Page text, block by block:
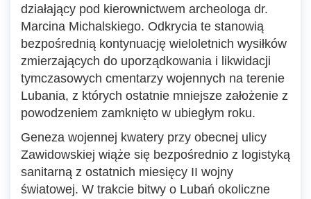
działający pod kierownictwem archeologa dr.
Marcina Michalskiego. Odkrycia te stanowią
bezpośrednią kontynuację wieloletnich wysiłków
zmierzających do uporządkowania i likwidacji
tymczasowych cmentarzy wojennych na terenie
Lubania, z których ostatnie mniejsze założenie z
powodzeniem zamknięto w ubiegłym roku.
Geneza wojennej kwatery przy obecnej ulicy
Zawidowskiej wiąże się bezpośrednio z logistyką
sanitarną z ostatnich miesięcy II wojny
światowej. W trakcie bitwy o Lubań okoliczne